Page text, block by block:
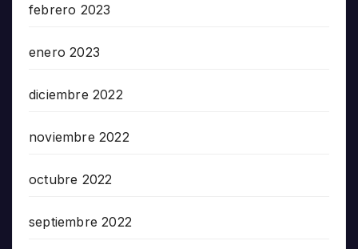
febrero 2023
enero 2023
diciembre 2022
noviembre 2022
octubre 2022
septiembre 2022